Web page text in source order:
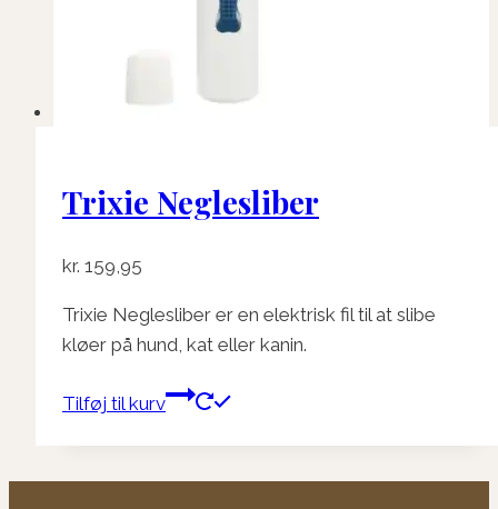
Trixie Neglesliber
kr. 159,95
Trixie Neglesliber er en elektrisk fil til at slibe
kløer på hund, kat eller kanin.
Tilføj til kurv